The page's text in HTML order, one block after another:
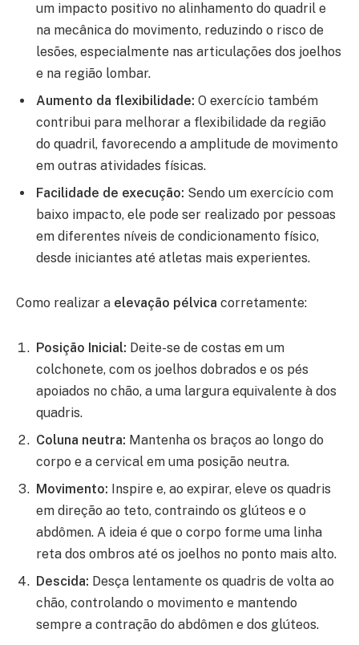
um impacto positivo no alinhamento do quadril e
na mecânica do movimento, reduzindo o risco de
lesões, especialmente nas articulações dos joelhos
e na região lombar.
Aumento da flexibilidade: O exercício também
contribui para melhorar a flexibilidade da região
do quadril, favorecendo a amplitude de movimento
em outras atividades físicas.
Facilidade de execução: Sendo um exercício com
baixo impacto, ele pode ser realizado por pessoas
em diferentes níveis de condicionamento físico,
desde iniciantes até atletas mais experientes.
Como realizar a elevação pélvica corretamente:
Posição Inicial: Deite-se de costas em um
colchonete, com os joelhos dobrados e os pés
apoiados no chão, a uma largura equivalente à dos
quadris.
Coluna neutra: Mantenha os braços ao longo do
corpo e a cervical em uma posição neutra.
Movimento: Inspire e, ao expirar, eleve os quadris
em direção ao teto, contraindo os glúteos e o
abdômen. A ideia é que o corpo forme uma linha
reta dos ombros até os joelhos no ponto mais alto.
Descida: Desça lentamente os quadris de volta ao
chão, controlando o movimento e mantendo
sempre a contração do abdômen e dos glúteos.